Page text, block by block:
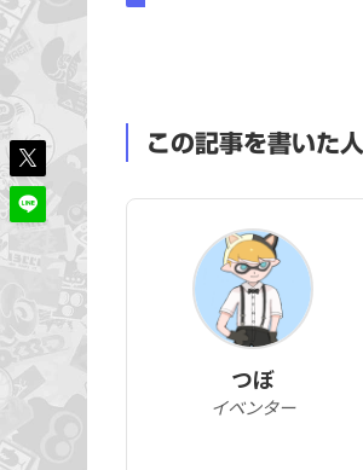
この記事を書いた人
つぼ
イベンター